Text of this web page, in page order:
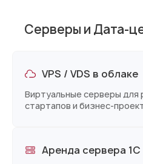
Серверы и Дата-
VPS / VDS в облаке
Виртуальные серверы для
стартапов и бизнес-
Аренда сервера 1С